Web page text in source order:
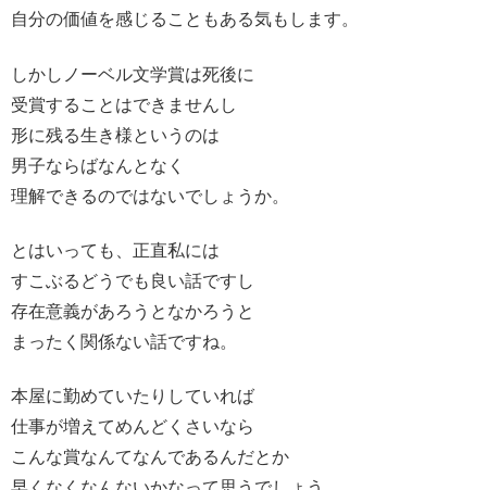
自分の価値を感じることもある気もします。
しかしノーベル文学賞は死後に
受賞することはできませんし
形に残る生き様というのは
男子ならばなんとなく
理解できるのではないでしょうか。
とはいっても、正直私には
すこぶるどうでも良い話ですし
存在意義があろうとなかろうと
まったく関係ない話ですね。
本屋に勤めていたりしていれば
仕事が増えてめんどくさいなら
こんな賞なんてなんであるんだとか